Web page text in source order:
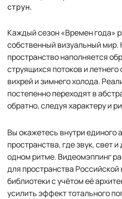
струн.
Каждый сезон «Времен года»
собственный визуальный мир.
пространство наполняется
струящихся потоков и летнего
вихрей и зимнего холода.
постепенно переходят в
обратно, следуя характеру и
Вы окажетесь внутри единого
пространства, где звук, свет
одном ритме. Видеомэппинг
для пространства
библиотеки с учётом её
усилить эффект тотального